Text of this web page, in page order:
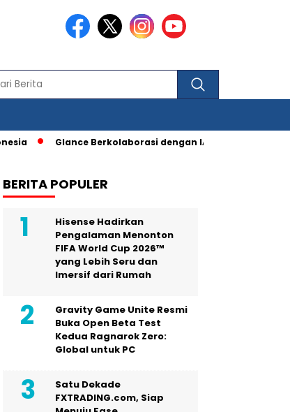
Glance Berkolaborasi dengan IAS, Berbagai Fitur
BERITA POPULER
Hisense Hadirkan
Pengalaman Menonton
FIFA World Cup 2026™
yang Lebih Seru dan
Imersif dari Rumah
Gravity Game Unite Resmi
Buka Open Beta Test
Kedua Ragnarok Zero:
Global untuk PC
Satu Dekade
FXTRADING.com, Siap